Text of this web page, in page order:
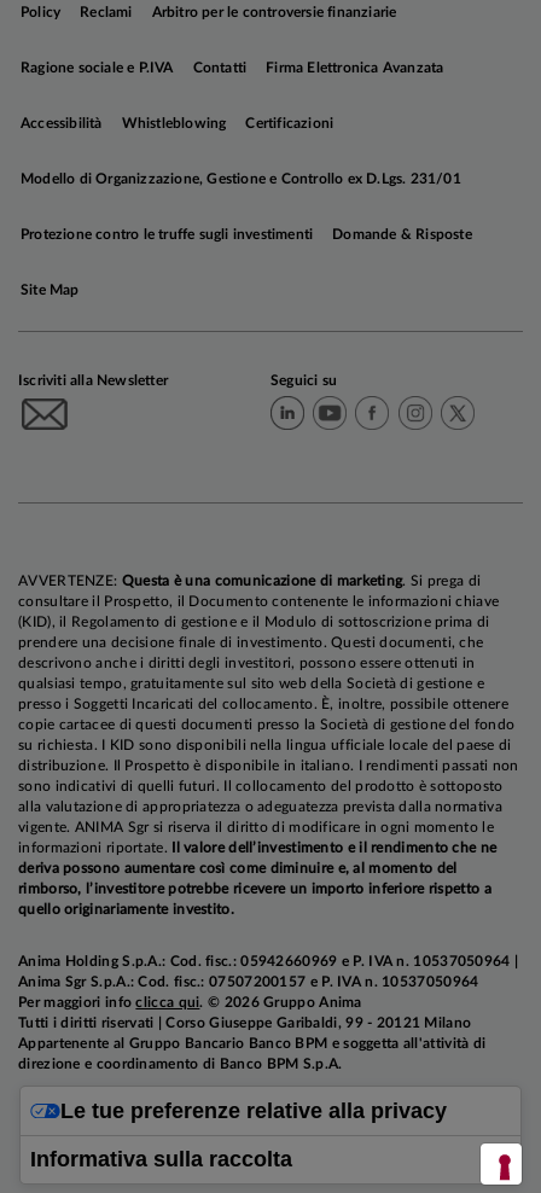
Policy Reclami Arbitro per le controversie finanziarie
Ragione sociale e P.IVA Contatti Firma Elettronica Avanzata
Accessibilità Whistleblowing Certificazioni
Modello di Organizzazione, Gestione e Controllo ex D.Lgs. 231/01
Protezione contro le truffe sugli investimenti Domande & Risposte
Site Map
Iscriviti alla Newsletter Seguici su
AVVERTENZE: Questa è una comunicazione di marketing. Si prega di
consultare il Prospetto, il Documento contenente le informazioni chiave
(KID), il Regolamento di gestione e il Modulo di sottoscrizione prima di
prendere una decisione finale di investimento. Questi documenti, che
descrivono anche i diritti degli investitori, possono essere ottenuti in
qualsiasi tempo, gratuitamente sul sito web della Società di gestione e
presso i Soggetti Incaricati del collocamento. È, inoltre, possibile ottenere
copie cartacee di questi documenti presso la Società di gestione del fondo
su richiesta. I KID sono disponibili nella lingua ufficiale locale del paese di
distribuzione. Il Prospetto è disponibile in italiano. I rendimenti passati non
sono indicativi di quelli futuri. Il collocamento del prodotto è sottoposto
alla valutazione di appropriatezza o adeguatezza prevista dalla normativa
vigente. ANIMA Sgr si riserva il diritto di modificare in ogni momento le
informazioni riportate.
Il valore dell’investimento e il rendimento che ne
deriva possono aumentare così come diminuire e, al momento del
rimborso, l’investitore potrebbe ricevere un importo inferiore rispetto a
quello originariamente investito.
Anima Holding S.p.A.: Cod. fisc.: 05942660969 e P. IVA n. 10537050964 |
Anima Sgr S.p.A.: Cod. fisc.: 07507200157 e P. IVA n. 10537050964
Per maggiori infoclicca qui. © 2026 Gruppo Anima
Tutti i diritti riservati | Corso Giuseppe Garibaldi, 99 - 20121 Milano
Appartenente al Gruppo Bancario Banco BPM e soggetta all'attività di
direzione e coordinamento di Banco BPM S.p.A.
Le tue preferenze relative alla privacy
Informativa sulla raccolta